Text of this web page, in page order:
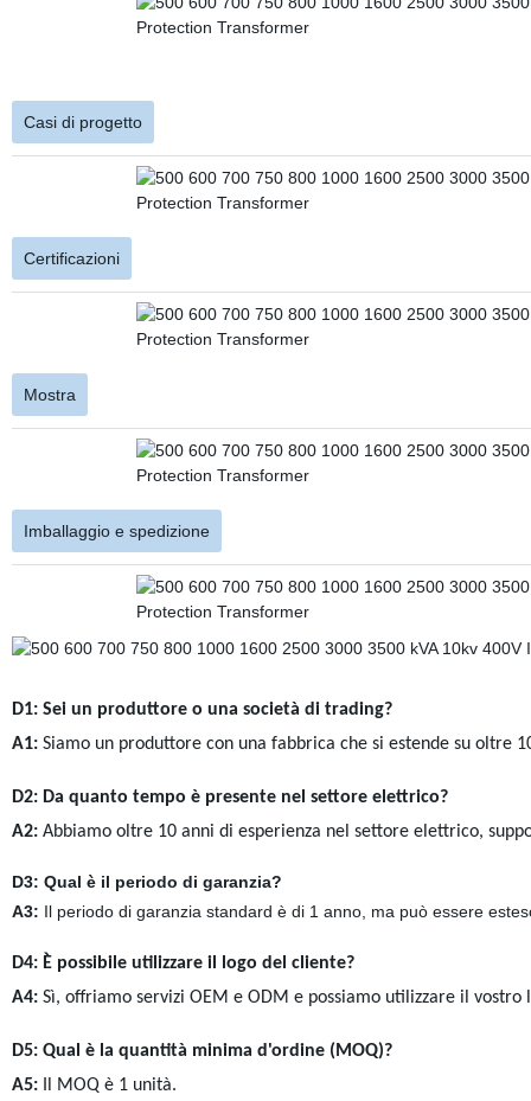
Casi di progetto
Certificazioni
Mostra
Imballaggio e spedizione
D1: Sei un produttore o una società di trading?
A1:Siamo un produttore con una fabbrica che si estende su
D2: Da quanto tempo è presente nel settore elettrico?
A2:Abbiamo oltre 10 anni di esperienza nel settore elettrico,
D3: Qual è il periodo di garanzia?
A3: Il periodo di garanzia standard è di 1 anno, ma può essere
D4: È possibile utilizzare il logo del cliente?
A4:Sì, offriamo servizi OEM e ODM e possiamo utilizzare il vostro
D5: Qual è la quantità minima d'ordine (MOQ)?
A5:Il MOQ è 1 unità.